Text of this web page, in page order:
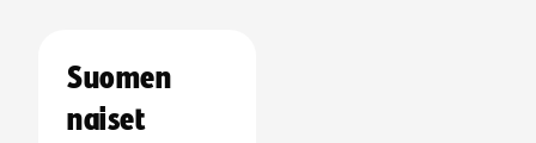
Suomen
naiset